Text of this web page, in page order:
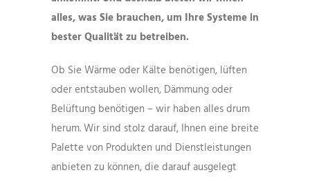
alles, was Sie brauchen, um Ihre Systeme in
bester Qualität zu betreiben.
Ob Sie Wärme oder Kälte benötigen, lüften
oder entstauben wollen, Dämmung oder
Belüftung benötigen – wir haben alles drum
herum. Wir sind stolz darauf, Ihnen eine breite
Palette von Produkten und Dienstleistungen
anbieten zu können, die darauf ausgelegt